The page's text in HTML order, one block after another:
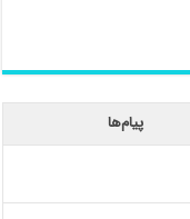
پیام‌ها